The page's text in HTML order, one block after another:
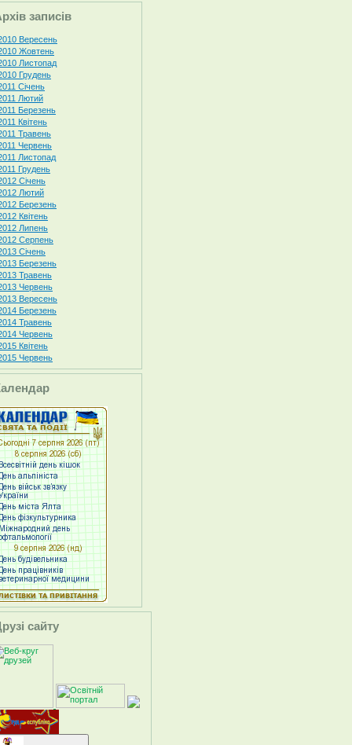
записів
Вересень
Жовтень
Листопад
Грудень
Січень
Лютий
Березень
Квітень
Травень
Червень
Листопад
Грудень
Січень
Лютий
Березень
Квітень
Липень
Серпень
Січень
Березень
Травень
Червень
Вересень
Березень
Травень
Червень
Квітень
Червень
сайту